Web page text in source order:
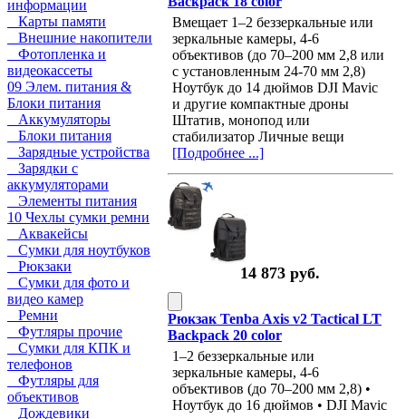
информации
Карты памяти
Внешние накопители
Фотопленка и
видеокассеты
09 Элем. питания &
Блоки питания
Аккумуляторы
Блоки питания
Зарядные устройства
Зарядки с
аккумуляторами
Элементы питания
10 Чехлы сумки ремни
Аквакейсы
Сумки для ноутбуков
Рюкзаки
Сумки для фото и
видео камер
Ремни
Футляры прочие
Сумки для КПК и
телефонов
Футляры для
объективов
Дождевики
Вмещает 1–2 беззеркальные или
зеркальные камеры, 4-6
объективов (до 70–200 мм 2,8 или
с установленным 24-70 мм 2,8)
Ноутбук до 14 дюймов DJI Mavic
и другие компактные дроны
Штатив, монопод или
стабилизатор Личные вещи
[Подробнее ...]
14 873 руб.
Рюкзак Tenba Axis v2 Tactical LT
Backpack 20 color
1–2 беззеркальные или
зеркальные камеры, 4-6
объективов (до 70–200 мм 2,8) •
Ноутбук до 16 дюймов • DJI Mavic